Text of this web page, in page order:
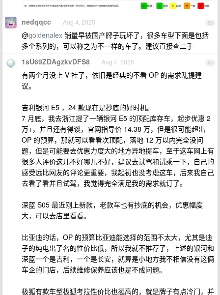
63
nedqqcc Aug 4, 2025
@goldenalex 销量早被国产牌子玩坏了，很多车型下面是包括
多个系列的，可以称之为不一样的车了。建议直接查二手
64
1sU69ZDAgzkvDFS8 Aug 4, 2025
有两个月没上 V 社了，依旧是经典的不看 OP 的需求乱提建
议。
吉利银河 E5 ，24 款现在是抄底的好时机。
7 月底，我去浙江提了一辆银河 E5 的顶配库存车，起步优惠 2
万+，并且还有得谈，官网指导价 14.38 万，但是很可能超出
OP 的预算，那就可以看看次顶配，落地 12 万以内完全没问
题，但是可能要去优惠力度大的地方异地提车，至于这车网上有
很多人评价这儿不好哪儿不好，建议去试驾和试乘一下，自己的
感受远比网友的评论更重要，我起初也没考虑这车，后来我自己
去看了看并且试驾，我觉得完全满足我的需求就订了。
深蓝 S05 最近刚上新款，老款车也有抄底的机会，优惠幅度
大，可以去店里看看。
比亚迪的话，OP 的预算比亚迪能选择的范围不太大，尤其是迪
子的纯电出了名的性价比低，所以我就不推荐了，上述的银河和
深蓝一个是吉利，一个是长安，就算是小地方我不相信没有这俩
车企的门店，后续维修保养应该也是不成问题。
极狐有款车型极狐考拉性价比也挺高的，就是牌子有点冷门，并